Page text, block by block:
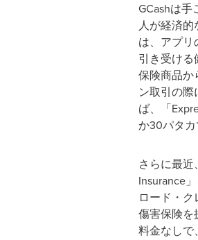
GCashは
人が経済
は、アプリ
引き受け
保険商品か
ン取引の
ば、「
か30パタカ
さらに最近
Insurance
ロード・
傷害保険を
料金なしで